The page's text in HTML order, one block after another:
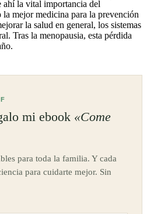
ahí la vital importancia del
mejor medicina para la prevención
la salud en general, los sistemas
Tras la menopausia, esta pérdida
mi ebook «Come
para toda la familia. Y cada
para cuidarte mejor. Sin